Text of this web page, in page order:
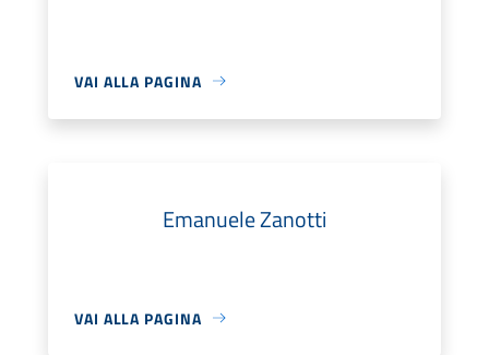
VAI ALLA PAGINA
Emanuele Zanotti
VAI ALLA PAGINA